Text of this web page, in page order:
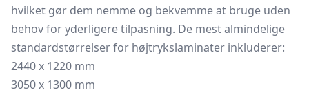
hvilket gør dem nemme og bekvemme at bruge uden
behov for yderligere tilpasning. De mest almindelige
standardstørrelser for højtrykslaminater inkluderer:
2440 x 1220 mm
3050 x 1300 mm